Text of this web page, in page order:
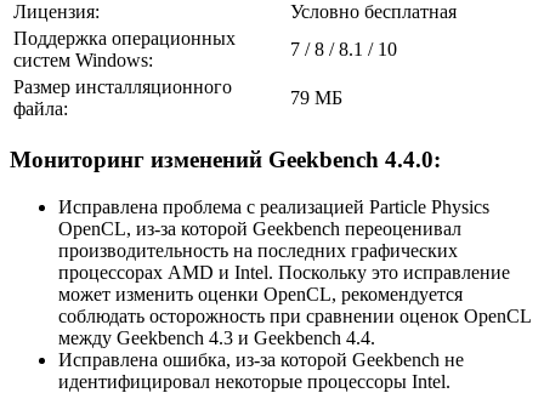
Лицензия:
Условно бесплатная
Поддержка операционных
систем Windows:
7 / 8 / 8.1 / 10
Размер инсталляционного
файла:
79 МБ
Мониторинг изменений Geekbench 4.4.0:
Исправлена ​​проблема с реализацией Particle Physics
OpenCL, из-за которой Geekbench переоценивал
производительность на последних графических
процессорах AMD и Intel. Поскольку это исправление
может изменить оценки OpenCL, рекомендуется
соблюдать осторожность при сравнении оценок OpenCL
между Geekbench 4.3 и Geekbench 4.4.
Исправлена ​​ошибка, из-за которой Geekbench не
идентифицировал некоторые процессоры Intel.